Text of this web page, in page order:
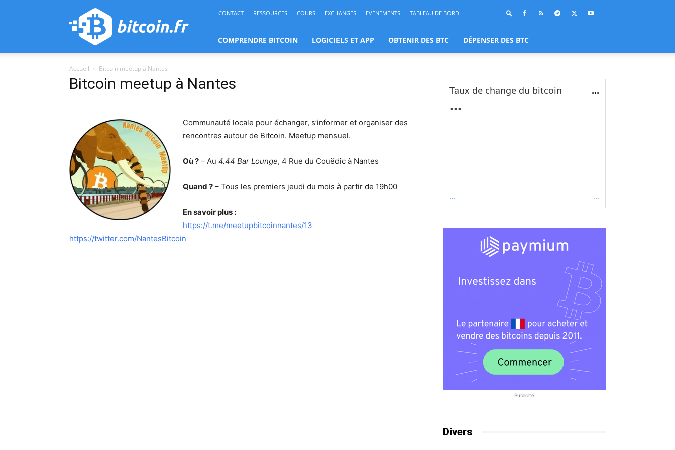
bitcoin.fr
CONTACT RESSOURCES COURS EXCHANGES EVENEMENTS TABLEAU DE BORD
COMPRENDRE BITCOIN LOGICIELS ET APP OBTENIR DES BTC DÉPENSER DES BTC
Accueil Bitcoin meetup à Nantes
Bitcoin meetup à Nantes
Communauté locale pour échanger, s’informer et organiser des
rencontres autour de Bitcoin. Meetup mensuel.
Où ? – Au 4.44 Bar Lounge, 4 Rue du Couëdic à Nantes
Quand ? – Tous les premiers jeudi du mois à partir de 19h00
En savoir plus :
https://t.me/meetupbitcoinnantes/13
https://twitter.com/NantesBitcoin
Taux de change du bitcoin ...
...
... ...
Publicité
Divers